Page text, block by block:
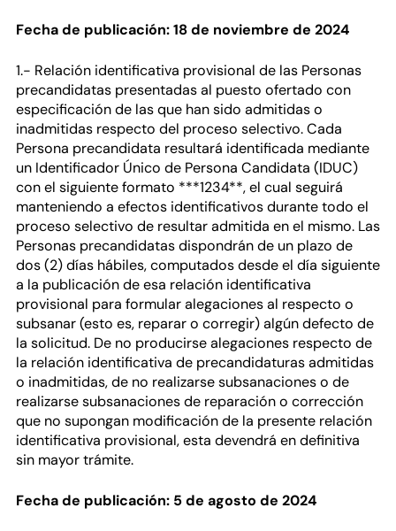
Fecha de publicación: 18 de noviembre de 2024
1.- Relación identificativa provisional de las Personas
precandidatas presentadas al puesto ofertado con
especificación de las que han sido admitidas o
inadmitidas respecto del proceso selectivo. Cada
Persona precandidata resultará identificada mediante
un Identificador Único de Persona Candidata (IDUC)
con el siguiente formato ***1234**, el cual seguirá
manteniendo a efectos identificativos durante todo el
proceso selectivo de resultar admitida en el mismo. Las
Personas precandidatas dispondrán de un plazo de
dos (2) días hábiles, computados desde el día siguiente
a la publicación de esa relación identificativa
provisional para formular alegaciones al respecto o
subsanar (esto es, reparar o corregir) algún defecto de
la solicitud. De no producirse alegaciones respecto de
la relación identificativa de precandidaturas admitidas
o inadmitidas, de no realizarse subsanaciones o de
realizarse subsanaciones de reparación o corrección
que no supongan modificación de la presente relación
identificativa provisional, esta devendrá en definitiva
sin mayor trámite.
Fecha de publicación: 5 de agosto de 2024